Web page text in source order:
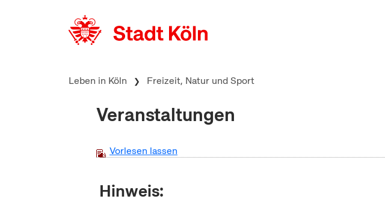
Leben in Köln Freizeit, Natur und Sport
Veranstaltungen
Vorlesen lassen
Hinweis: